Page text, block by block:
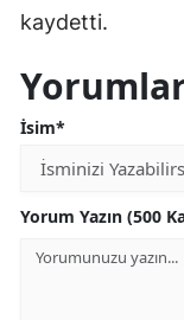
kaydetti.
İsim*
Yorum Yazın (500